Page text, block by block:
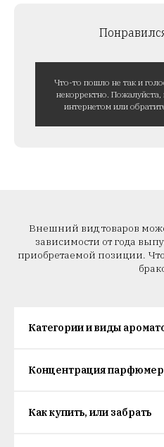
Что-то пошло не так и
некорректно. Пожалуйста,
интернетом или
Внешний вид товаров
зависимости от года
приобретаемой позиции.
Категории и виды
Концентрация
Как купить, или забрать